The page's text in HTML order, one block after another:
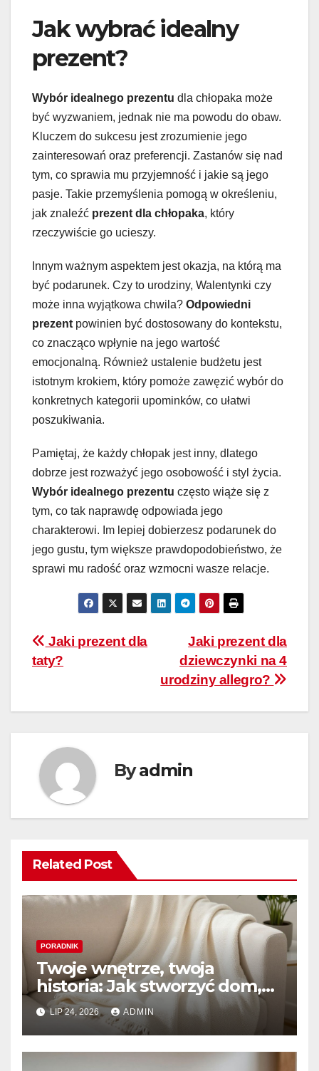
Jak wybrać idealny
prezent?
Wybór idealnego prezentu dla chłopaka może
być wyzwaniem, jednak nie ma powodu do obaw.
Kluczem do sukcesu jest zrozumienie jego
zainteresowań oraz preferencji. Zastanów się nad
tym, co sprawia mu przyjemność i jakie są jego
pasje. Takie przemyślenia pomogą w określeniu,
jak znaleźć prezent dla chłopaka, który
rzeczywiście go ucieszy.
Innym ważnym aspektem jest okazja, na którą ma
być podarunek. Czy to urodziny, Walentynki czy
może inna wyjątkowa chwila? Odpowiedni
prezent powinien być dostosowany do kontekstu,
co znacząco wpłynie na jego wartość
emocjonalną. Również ustalenie budżetu jest
istotnym krokiem, który pomoże zawęzić wybór do
konkretnych kategorii upominków, co ułatwi
poszukiwania.
Pamiętaj, że każdy chłopak jest inny, dlatego
dobrze jest rozważyć jego osobowość i styl życia.
Wybór idealnego prezentu często wiąże się z
tym, co tak naprawdę odpowiada jego
charakterowi. Im lepiej dobierzesz podarunek do
jego gustu, tym większe prawdopodobieństwo, że
sprawi mu radość oraz wzmocni wasze relacje.
Nawigacja
wpisu
Jaki prezent dla
dziewczynki na 4
urodziny allegro?
Jaki prezent dla
taty?
Byadmin
Related Post
PORADNIK
Twoje wnętrze, twoja
historia: Jak stworzyć dom,
który naprawdę kochasz
LIP 24, 2026 ADMIN